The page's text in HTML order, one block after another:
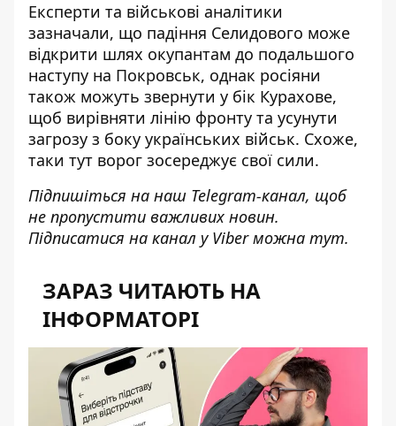
Експерти та військові аналітики
зазначали, що падіння Селидового може
відкрити шлях окупантам до подальшого
наступу на Покровськ, однак росіяни
також можуть звернути у бік Курахове,
щоб вирівняти лінію фронту та усунути
загрозу з боку українських військ. Схоже,
таки тут ворог зосереджує свої сили.
Підпишіться на наш Telegram-канал, щоб
не пропустити важливих новин.
Підписатися на канал у Viber можна тут.
ЗАРАЗ ЧИТАЮТЬ НА
ІНФОРМАТОРІ